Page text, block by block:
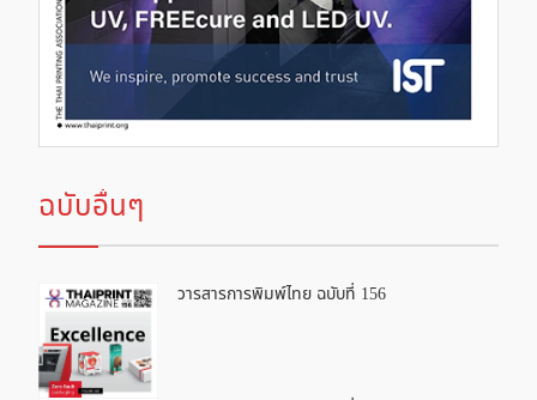
ฉบับอื่นๆ
วารสารการพิมพ์ไทย ฉบับที่ 156